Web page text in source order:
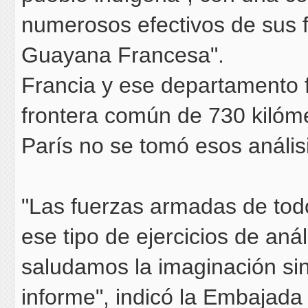
numerosos efectivos de
Guayana Francesa".
Francia y ese
frontera común de 730
París no se tomó esos
"Las fuerzas armadas de
ese tipo de ejercicios de
saludamos la imaginación
informe", indicó la